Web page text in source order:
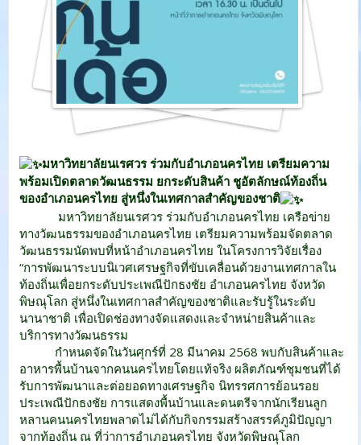
มหาวิทยาลัยนเรศวร ร่วมกับอำเภอนครไทย เตรียมความ
พร้อมเปิดตลาดวัฒนธรรม ยกระดับสินค้า ชูอัตลักษณ์ท้องถิ่น
ของอำเภอนครไทย สู่หนึ่งในเทศกาลสำคัญของชาติ
มหาวิทยาลัยนเรศวร ร่วมกับอำเภอนครไทย เครือข่าย
ทางวัฒนธรรมของอำเภอนครไทย เตรียมความพร้อมจัดตลาด
วัฒนธรรมนัดพบที่หน้าอำเภอนครไทย ในโครงการวิจัยเรื่อง
“การพัฒนาระบบนิเวศเศรษฐกิจที่ขับเคลื่อนด้วยงานเทศกาลใน
ท้องถิ่นเพื่อยกระดับประเพณีปักธงชัย อำเภอนครไทย จังหวัด
พิษณุโลก สู่หนึ่งในเทศกาลสำคัญของชาติและรับรู้ในระดับ
นานาชาติ เพื่อเปิดช่องทางจัดแสดงและจำหน่ายสินค้าและ
บริการทางวัฒนธรรม
กำหนดจัดในวันศุกร์ที่ 28 มีนาคม 2568 พบกับสินค้าและ
อาหารพื้นบ้านจากคนนครไทยโดยแท้จริง ผลิตภัณฑ์ชุมชนที่ได้
รับการพัฒนาและต่อยอดทางเศรษฐกิจ นิทรรศการย้อนรอย
ประเพณีปักธงชัย การแสดงพื้นบ้านและดนตรีจากนักเรียนลูก
หลานคนนครไทยพลาดไม่ได้กับกิจกรรมสร้างสรรค์ภูมิปัญญา
จากท้องถิ่น ณ ที่ว่าการอำเภอนครไทย จังหวัดพิษณุโลก